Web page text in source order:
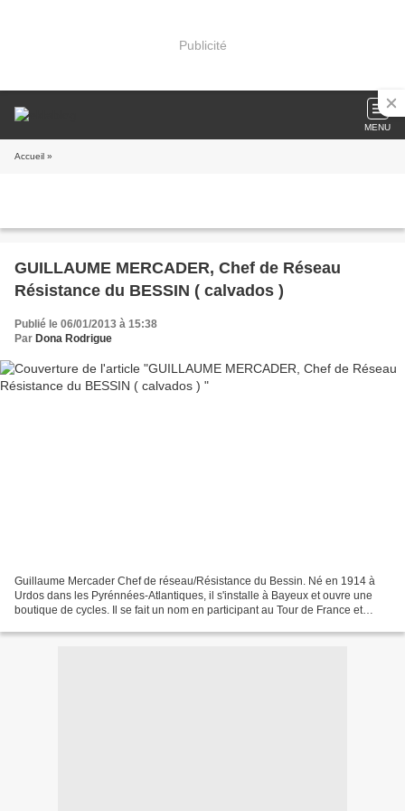
Publicité
MENU
Accueil »
GUILLAUME MERCADER, Chef de Réseau
Résistance du BESSIN ( calvados )
Publié le 06/01/2013 à 15:38
Par Dona Rodrigue
Guillaume Mercader Chef de réseau/Résistance du Bessin. Né en 1914 à
Urdos dans les Pyrénnées-Atlantiques, il s'installe à Bayeux et ouvre une
boutique de cycles. Il se fait un nom en participant au Tour de France et